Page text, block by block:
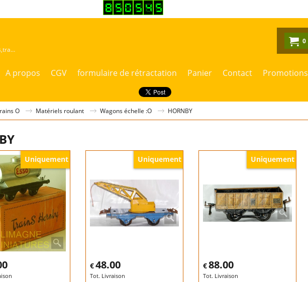
ACHAT, VENTE DE TOUS JOUETS ANCIENS voitures, trains,travaux publics,agricoles
0
A propos CGV formulaire de rétractation Panier Contact Promotions
O Matériels roulant Wagons échelle :O HORNBY
Uniquement Uniquement
€48.00
Tot. Livraison
Uniquement
€88.00
Tot. Livraison